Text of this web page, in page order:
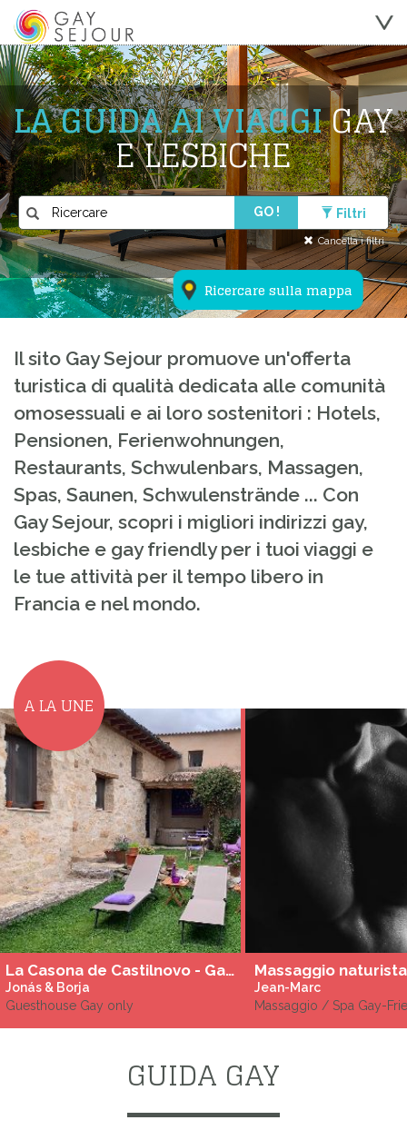
Ricercare sulla mappa
LA GUIDA AI VIAGGIGAY
E LESBICHE
GO ! Filtri
Cancella i filtri
Il sito Gay Sejour promuove un'offerta
turistica di qualità dedicata alle comunità
omosessuali e ai loro sostenitori : Hotels,
Pensionen, Ferienwohnungen,
Restaurants, Schwulenbars, Massagen,
Spas, Saunen, Schwulenstrände ... Con
Gay Sejour, scopri i migliori indirizzi gay,
lesbiche e gay friendly per i tuoi viaggi e
le tue attività per il tempo libero in
Francia e nel mondo.
A LA UNE
La Casona de Castilnovo - Gay Only
Jonás & Borja
Guesthouse Gay only
Massaggio naturista
Jean-Marc
Massaggio / Spa Gay-
GUIDA GAY